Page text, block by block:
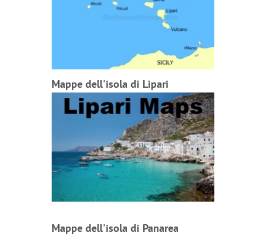
Mappe dell'isola di Lipari
Mappe dell'isola di Panarea